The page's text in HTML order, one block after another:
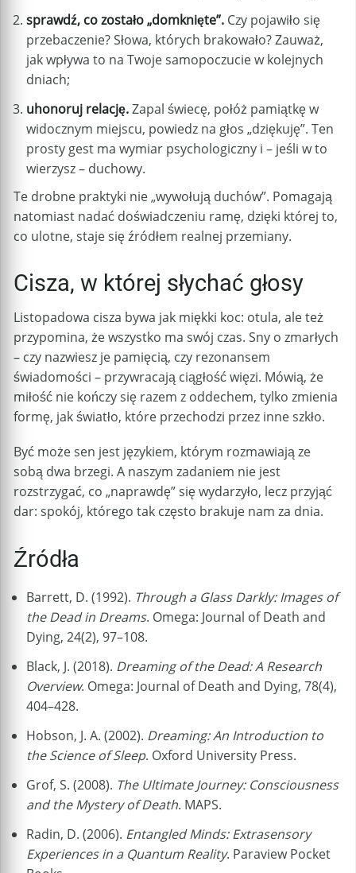
sprawdź, co zostało „domknięte”. Czy pojawiło się
przebaczenie? Słowa, których brakowało? Zauważ,
jak wpływa to na Twoje samopoczucie w kolejnych
dniach;
uhonoruj relację.Zapal świecę, połóż pamiątkę w
widocznym miejscu, powiedz na głos „dziękuję”. Ten
prosty gest ma wymiar psychologiczny i – jeśli w to
wierzysz – duchowy.
Te drobne praktyki nie „wywołują duchów”. Pomagają
natomiast nadać doświadczeniu ramę, dzięki której to,
co ulotne, staje się źródłem realnej przemiany.
Cisza, w której słychać głosy
Listopadowa cisza bywa jak miękki koc: otula, ale też
przypomina, że wszystko ma swój czas. Sny o zmarłych
– czy nazwiesz je pamięcią, czy rezonansem
świadomości – przywracają ciągłość więzi. Mówią, że
miłość nie kończy się razem z oddechem, tylko zmienia
formę, jak światło, które przechodzi przez inne szkło.
Być może sen jest językiem, którym rozmawiają ze
sobą dwa brzegi. A naszym zadaniem nie jest
rozstrzygać, co „naprawdę” się wydarzyło, lecz przyjąć
dar: spokój, którego tak często brakuje nam za dnia.
Źródła
Barrett, D. (1992). Through a Glass Darkly: Images of
the Dead in Dreams. Omega: Journal of Death and
Dying, 24(2), 97–108.
Black, J. (2018). Dreaming of the Dead: A Research
Overview. Omega: Journal of Death and Dying, 78(4),
404–428.
Hobson, J. A. (2002). Dreaming: An Introduction to
the Science of Sleep. Oxford University Press.
Grof, S. (2008). The Ultimate Journey: Consciousness
and the Mystery of Death. MAPS.
Radin, D. (2006). Entangled Minds: Extrasensory
Experiences in a Quantum Reality. Paraview Pocket